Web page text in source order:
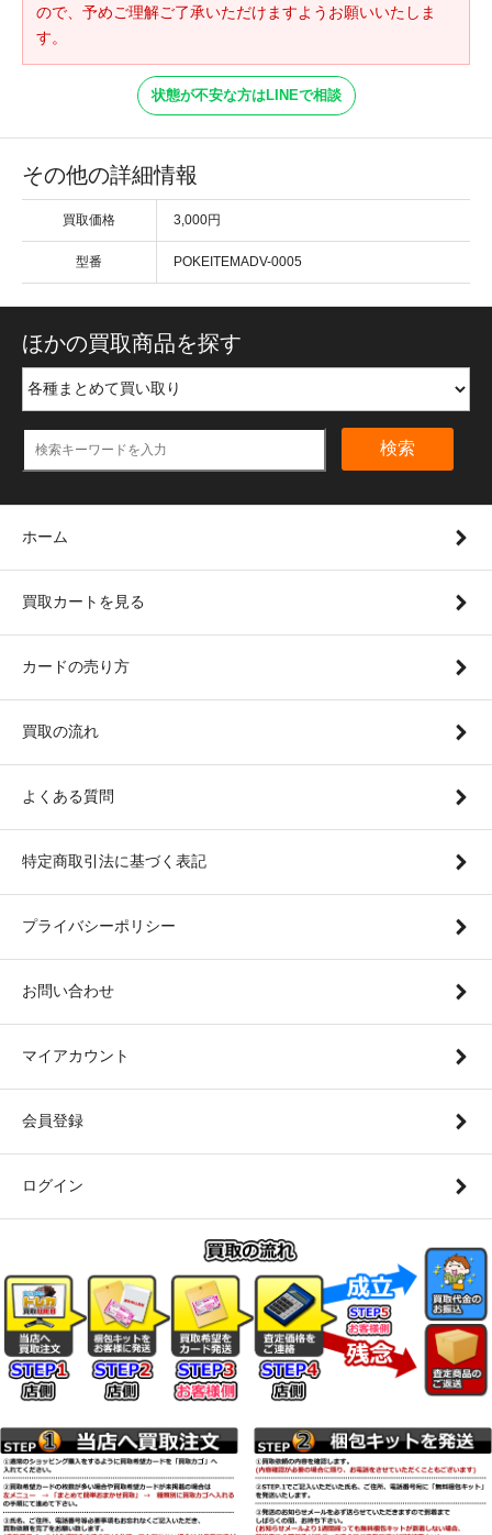
ので、予めご理解ご了承いただけますようお願いいたしま
す。
状態が不安な方はLINEで相談
その他の詳細情報
買取価格 3,000円
型番 POKEITEMADV-0005
ほかの買取商品を探す
検索
ホーム
買取カートを見る
カードの売り方
買取の流れ
よくある質問
特定商取引法に基づく表記
プライバシーポリシー
お問い合わせ
マイアカウント
会員登録
ログイン